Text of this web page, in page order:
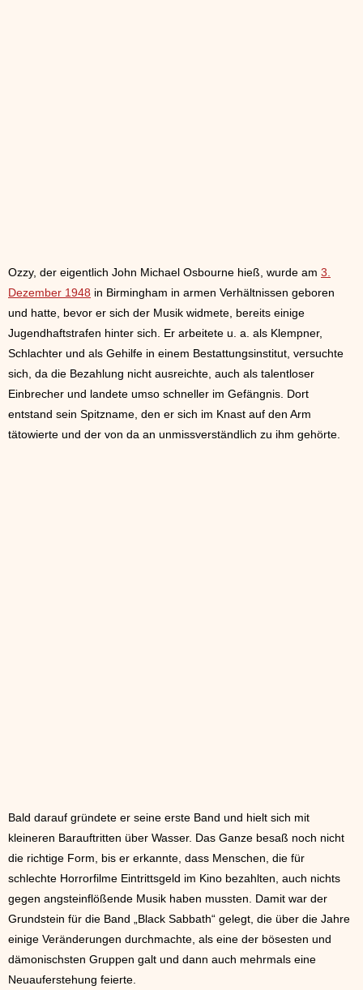
Ozzy, der eigentlich John Michael Osbourne hieß, wurde am 3.
Dezember 1948 in Birmingham in armen Verhältnissen geboren
und hatte, bevor er sich der Musik widmete, bereits einige
Jugendhaftstrafen hinter sich. Er arbeitete u. a. als Klempner,
Schlachter und als Gehilfe in einem Bestattungsinstitut, versuchte
sich, da die Bezahlung nicht ausreichte, auch als talentloser
Einbrecher und landete umso schneller im Gefängnis. Dort
entstand sein Spitzname, den er sich im Knast auf den Arm
tätowierte und der von da an unmissverständlich zu ihm gehörte.
Bald darauf gründete er seine erste Band und hielt sich mit
kleineren Barauftritten über Wasser. Das Ganze besaß noch nicht
die richtige Form, bis er erkannte, dass Menschen, die für
schlechte Horrorfilme Eintrittsgeld im Kino bezahlten, auch nichts
gegen angsteinflößende Musik haben mussten. Damit war der
Grundstein für die Band „Black Sabbath“ gelegt, die über die Jahre
einige Veränderungen durchmachte, als eine der bösesten und
dämonischsten Gruppen galt und dann auch mehrmals eine
Neuauferstehung feierte.